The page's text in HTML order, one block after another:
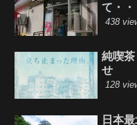
て・・
438
純喫
せ
128
日本